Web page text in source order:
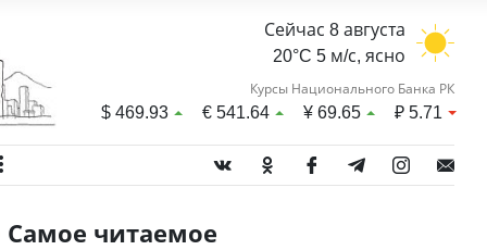
Сейчас 8 августа
20°C 5 м/с, ясно
Курсы Национального Банка РК
$469.93 €541.64 ¥69.65 ₽5.71
Самое читаемое